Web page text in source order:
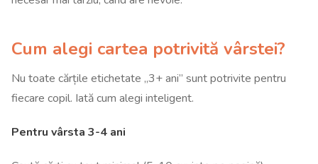
Cum alegi cartea potrivită vârstei?
Nu toate cărțile etichetate „3+ ani” sunt potrivite pentru
fiecare copil. Iată cum alegi inteligent.
Pentru vârsta 3-4 ani